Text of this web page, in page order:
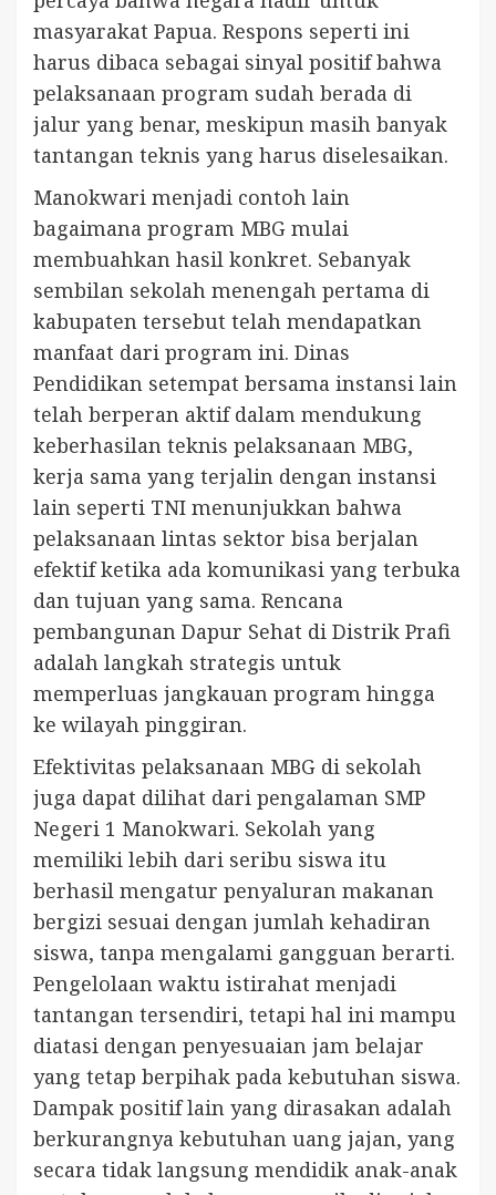
masyarakat Papua. Respons seperti ini
harus dibaca sebagai sinyal positif bahwa
pelaksanaan program sudah berada di
jalur yang benar, meskipun masih banyak
tantangan teknis yang harus diselesaikan.
Manokwari menjadi contoh lain
bagaimana program MBG mulai
membuahkan hasil konkret. Sebanyak
sembilan sekolah menengah pertama di
kabupaten tersebut telah mendapatkan
manfaat dari program ini. Dinas
Pendidikan setempat bersama instansi lain
telah berperan aktif dalam mendukung
keberhasilan teknis pelaksanaan MBG,
kerja sama yang terjalin dengan instansi
lain seperti TNI menunjukkan bahwa
pelaksanaan lintas sektor bisa berjalan
efektif ketika ada komunikasi yang terbuka
dan tujuan yang sama. Rencana
pembangunan Dapur Sehat di Distrik Prafi
adalah langkah strategis untuk
memperluas jangkauan program hingga
ke wilayah pinggiran.
Efektivitas pelaksanaan MBG di sekolah
juga dapat dilihat dari pengalaman SMP
Negeri 1 Manokwari. Sekolah yang
memiliki lebih dari seribu siswa itu
berhasil mengatur penyaluran makanan
bergizi sesuai dengan jumlah kehadiran
siswa, tanpa mengalami gangguan berarti.
Pengelolaan waktu istirahat menjadi
tantangan tersendiri, tetapi hal ini mampu
diatasi dengan penyesuaian jam belajar
yang tetap berpihak pada kebutuhan siswa.
Dampak positif lain yang dirasakan adalah
berkurangnya kebutuhan uang jajan, yang
secara tidak langsung mendidik anak-anak